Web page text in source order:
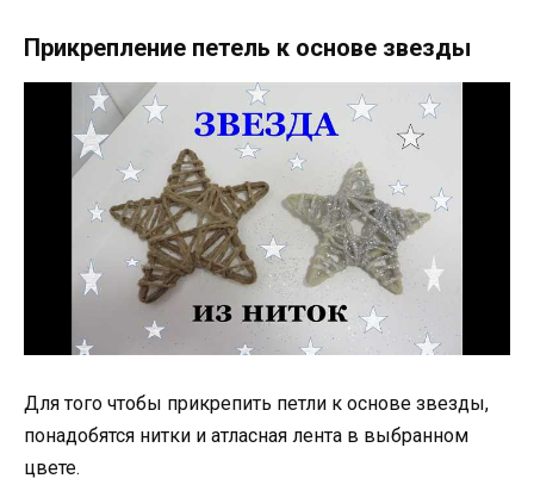
Прикрепление петель к основе звезды
Для того чтобы прикрепить петли к основе звезды,
понадобятся нитки и атласная лента в выбранном
цвете.